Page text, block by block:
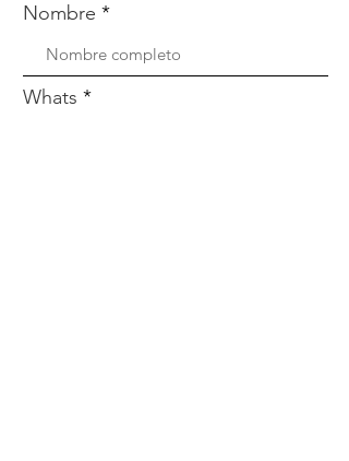
Nombre
Whats